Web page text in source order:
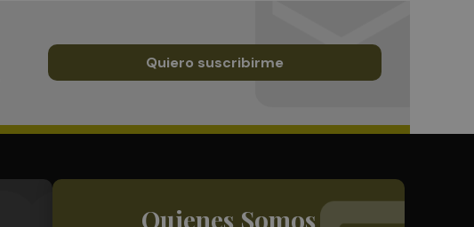
Quiero suscribirme
Quienes Somos